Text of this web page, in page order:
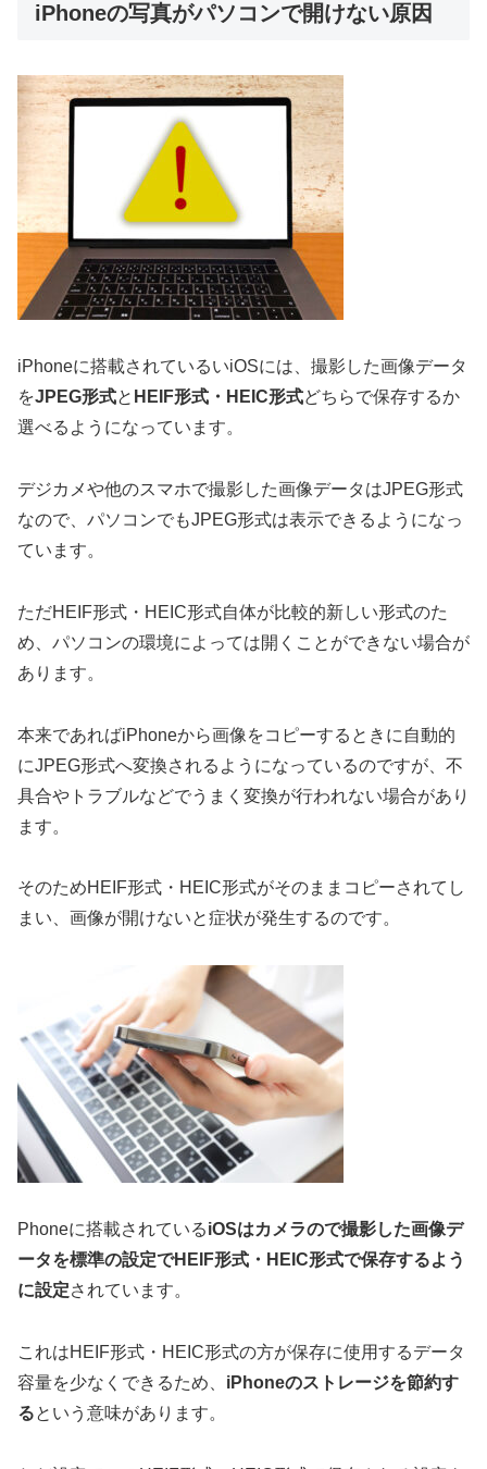
iPhoneの写真がパソコンで開けない原因
iPhoneに搭載されているいiOSには、撮影した画像データ
をJPEG形式と HEIF形式・HEIC形式どちらで保存するか
選べるようになっています。
デジカメや他のスマホで撮影した画像データはJPEG形式
なので、パソコンでもJPEG形式は表示できるようになっ
ています。
ただHEIF形式・HEIC形式自体が比較的新しい形式のた
め、パソコンの環境によっては開くことができない場合が
あります。
本来であればiPhoneから画像をコピーするときに自動的
にJPEG形式へ変換されるようになっているのですが、不
具合やトラブルなどでうまく変換が行われない場合があり
ます。
そのためHEIF形式・HEIC形式がそのままコピーされてし
まい、画像が開けないと症状が発生するのです。
Phoneに搭載されているiOSはカメラので撮影した画像デ
ータを標準の設定でHEIF形式・HEIC形式で保存するよう
に設定されています。
これはHEIF形式・HEIC形式の方が保存に使用するデータ
容量を少なくできるため、 iPhoneのストレージを節約す
るという意味があります。